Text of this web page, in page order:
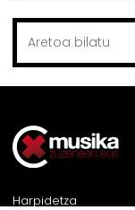
Harpidetza